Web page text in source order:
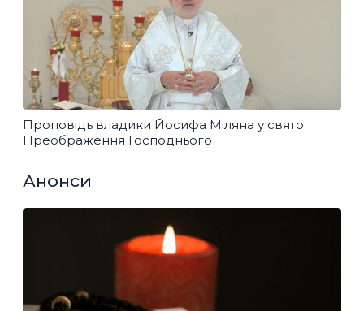
Проповідь владики Йосифа Міляна у свято
Преображення Господнього
Анонси